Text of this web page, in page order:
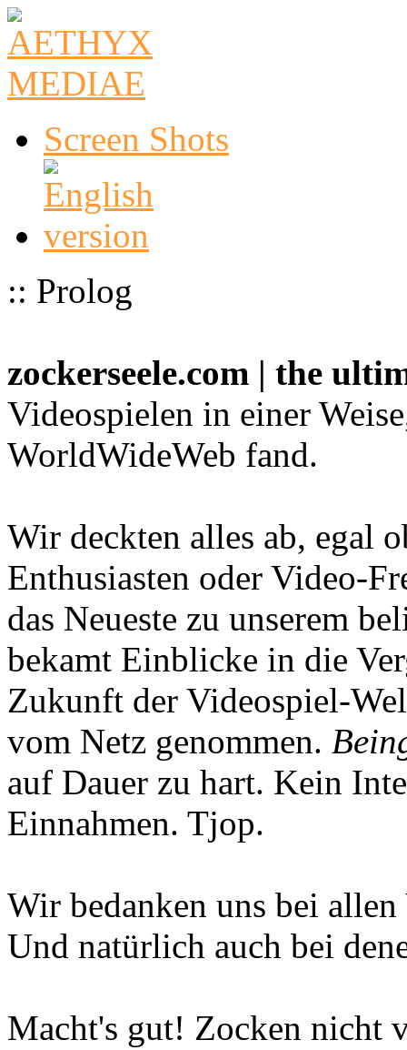
Screen Shots
:: Prolog
zockerseele.com | the
Videospielen in einer
WorldWideWeb fand.
Wir deckten alles ab, egal
Enthusiasten oder Video-
das Neueste zu unserem
bekamt Einblicke in die
Zukunft der Videospiel-
vom Netz genommen.
auf Dauer zu hart. Kein
Einnahmen. Tjop.
Wir bedanken uns bei
Und natürlich auch bei
Macht's gut! Zocken nicht